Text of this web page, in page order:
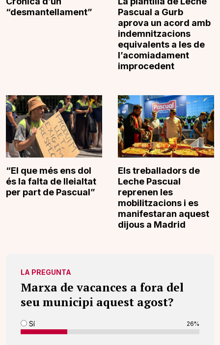
“desmantellament”
Pascual a Gurb
aprova un acord amb
indemnitzacions
equivalents a les de
l’acomiadament
improcedent
“El que més ens dol
és la falta de lleialtat
per part de Pascual”
Els treballadors de
Leche Pascual
reprenen les
mobilitzacions i es
manifestaran aquest
dijous a Madrid
LA PREGUNTA
Marxa de vacances a fora del
seu municipi aquest agost?
Sí 26%